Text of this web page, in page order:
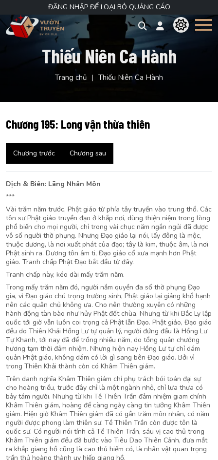
ĐĂNG NHẬP ĐỂ LOẠI BỎ QUẢNG CÁO
Thiếu Niên Ca Hành
Trang chủ Thiếu Niên Ca Hành
Chương 195: Long vận thừa thiên
Chương trước Chương sau
Dịch & Biên: Lãng Nhân Môn
***
Vài trăm năm trước, Phật giáo từ phía tây truyền vào trung thổ. Các
tôn sư Phật giáo truyền đạo ở khắp nơi, dùng thiện niệm trong lòng
phổ biến cho mọi người, chỉ trong vài chục năm ngắn ngủi đã được
vô số người thờ phụng. Nhưng Đạo giáo lại nói, lấy đông là mộc,
thuộc dương, là nơi xuất phát của đạo; tây là kim, thuộc âm, là nơi
Phật sinh ra. Dương tôn âm ti, Đạo giáo cổ xưa mạnh hơn Phật
giáo. Tranh chấp Phật Đạo bắt đầu từ đây.
Tranh chấp này, kéo dài mấy trăm năm.
Trong mấy trăm năm đó, người nắm quyền đa số thờ phụng Đạo
gia, vì Đạo giáo chú trọng trường sinh, Phật giáo lại giảng khổ hạnh
nên các quân chủ không ưa. Cho nên thường xuyên có những
hành động tàn bào như hủy Phật đốt chùa. Nhưng từ khi Bắc Ly lập
quốc tới giờ vẫn luôn coi trọng cả Phật lẫn Đạo. Phật giáo, Đạo giáo
đều do Thiên Khải Hồng Lư tự quản lý, người đứng đầu là Hồng Lư
Tự Khanh, tới nay đã để trống nhiều năm, do tổng quản chưởng
hương tạm thời đảm nhiệm. Nhưng hiện nay Hồng Lư tự chỉ dám
quản Phật giáo, không dám có lời gì sang bên Đạo giáo. Bởi vì
trong Thiên Khải thành còn có Khâm Thiên giám.
Trên danh nghĩa Khâm Thiên giám chỉ phụ trách bói toán đại sự
cho hoàng triều, trước đây chỉ là một ngành nhỏ, chỉ lưa thưa có
bảy tám người. Nhưng từ khi Tề Thiên Trần đảm nhiệm giam chính
Khâm Thiên giám, hoàng đế càng ngày càng tin tưởng Khâm Thiên
giám. Hiện giờ Khâm Thiên giám đã có gần trăm môn nhân, có năm
người được phong làm thiên sư. Tề Thiên Trần còn được tôn là
quốc sư. Có người nói tính cả Tề Thiên Trần, sáu vị cao thủ trong
Khâm Thiên giám đều đã bước vào Tiêu Dao Thiên Cảnh, đưa mắt
ra khắp giang hồ cũng là cao thủ hiếm có, là nhân vật quan trọng
trấn thủ hoàng thành uy hiếp giang hồ.